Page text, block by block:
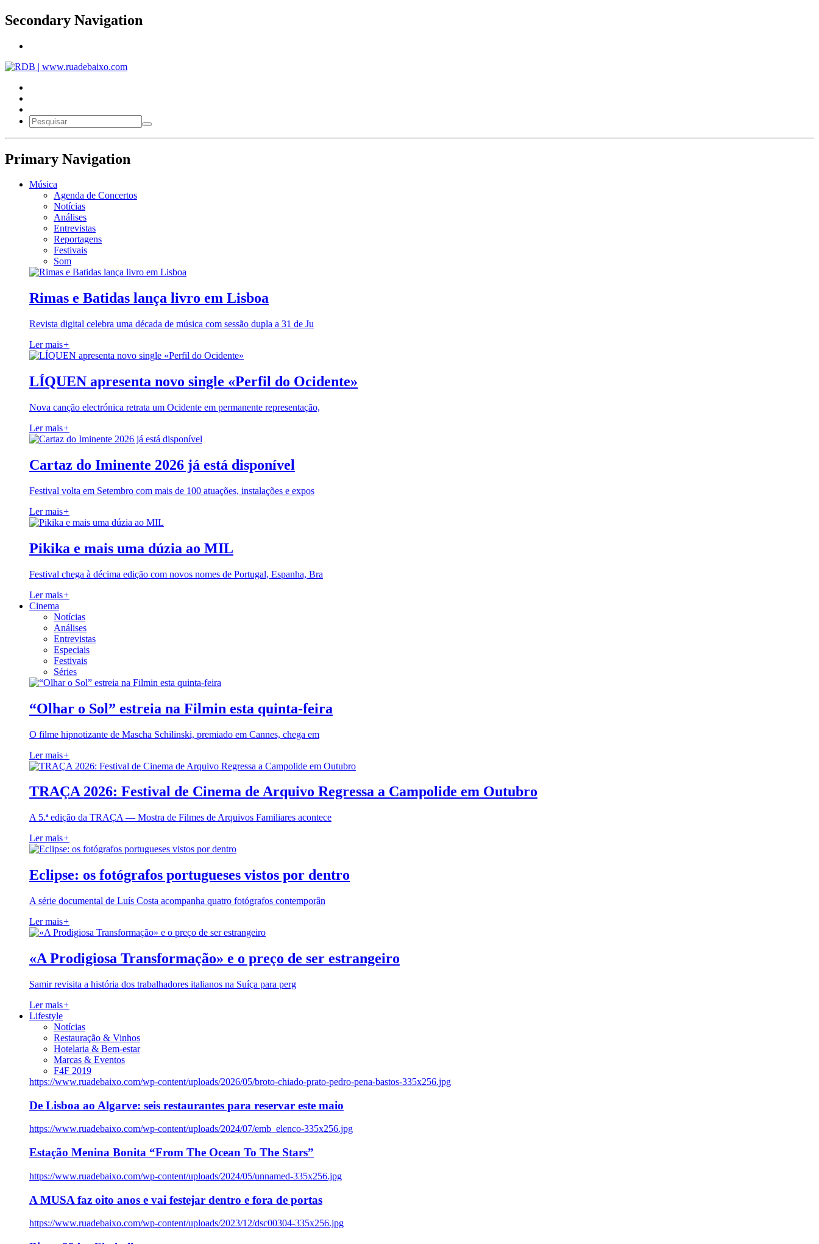
Secondary Navigation
Primary Navigation
Música
Agenda de Concertos
Notícias
Análises
Entrevistas
Reportagens
Festivais
Som
Rimas e Batidas lança livro em Lisboa
Revista digital celebra uma década de música com sessão dupla a 31 de Ju
Ler mais+
LÍQUEN apresenta novo single «Perfil do Ocidente»
Nova canção electrónica retrata um Ocidente em permanente representação,
Ler mais+
Cartaz do Iminente 2026 já está disponível
Festival volta em Setembro com mais de 100 atuações, instalações e expos
Ler mais+
Pikika e mais uma dúzia ao MIL
Festival chega à décima edição com novos nomes de Portugal, Espanha, Bra
Ler mais+
Cinema
Notícias
Análises
Entrevistas
Especiais
Festivais
Séries
“Olhar o Sol” estreia na Filmin esta quinta-feira
O filme hipnotizante de Mascha Schilinski, premiado em Cannes, chega em
Ler mais+
TRAÇA 2026: Festival de Cinema de Arquivo Regressa a Campolide em Outubro
A 5.ª edição da TRAÇA — Mostra de Filmes de Arquivos Familiares acontece
Ler mais+
Eclipse: os fotógrafos portugueses vistos por dentro
A série documental de Luís Costa acompanha quatro fotógrafos contemporân
Ler mais+
«A Prodigiosa Transformação» e o preço de ser estrangeiro
Samir revisita a história dos trabalhadores italianos na Suíça para perg
Ler mais+
Lifestyle
Notícias
Restauração & Vinhos
Hotelaria & Bem-estar
Marcas & Eventos
F4F 2019
https://www.ruadebaixo.com/wp-content/uploads/2026/05/broto-chiado-prato-pedro-pena-bastos-335x256.jpg
De Lisboa ao Algarve: seis restaurantes para reservar este maio
https://www.ruadebaixo.com/wp-content/uploads/2024/07/emb_elenco-335x256.jpg
Estação Menina Bonita “From The Ocean To The Stars”
https://www.ruadebaixo.com/wp-content/uploads/2024/05/unnamed-335x256.jpg
A MUSA faz oito anos e vai festejar dentro e fora de portas
https://www.ruadebaixo.com/wp-content/uploads/2023/12/dsc00304-335x256.jpg